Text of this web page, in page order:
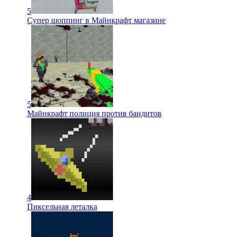
5
Супер шоппинг в Майнкрафт магазине
5
Майнкрафт полиция против бандитов
4
Пиксельная леталка